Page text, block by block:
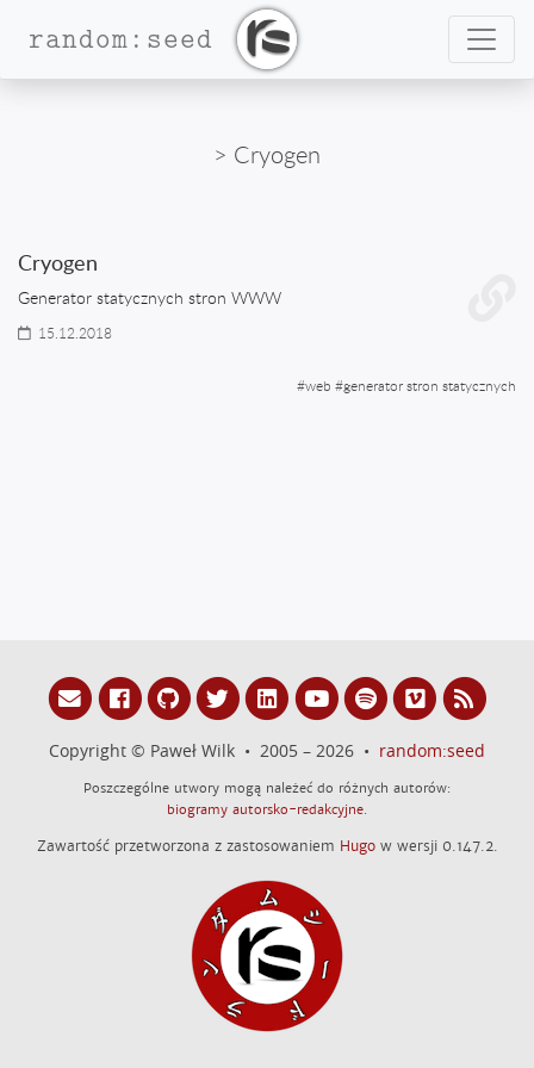
random:seed
> Cryogen
Cryogen
Generator statycznych stron WWW
15.12.2018
#web #generator stron statycznych
Copyright © Paweł Wilk • 2005 – 2026 • random:seed
Poszczególne utwory mogą należeć do różnych autorów:
biogramy autorsko-redakcyjne.
Zawartość przetworzona z zastosowaniem Hugow wersji 0.147.2.